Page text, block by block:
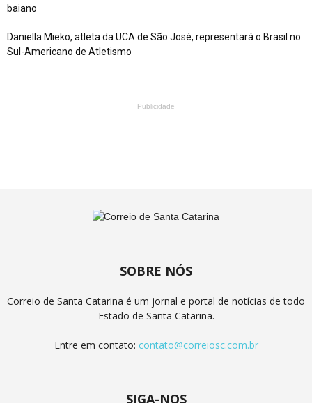
baiano
Daniella Mieko, atleta da UCA de São José, representará o Brasil no
Sul-Americano de Atletismo
Publicidade
SOBRE NÓS
Correio de Santa Catarina é um jornal e portal de notícias de todo
Estado de Santa Catarina.
Entre em contato: contato@correiosc.com.br
SIGA-NOS